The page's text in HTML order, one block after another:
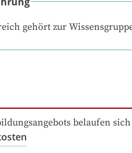
gehört zur
belaufen